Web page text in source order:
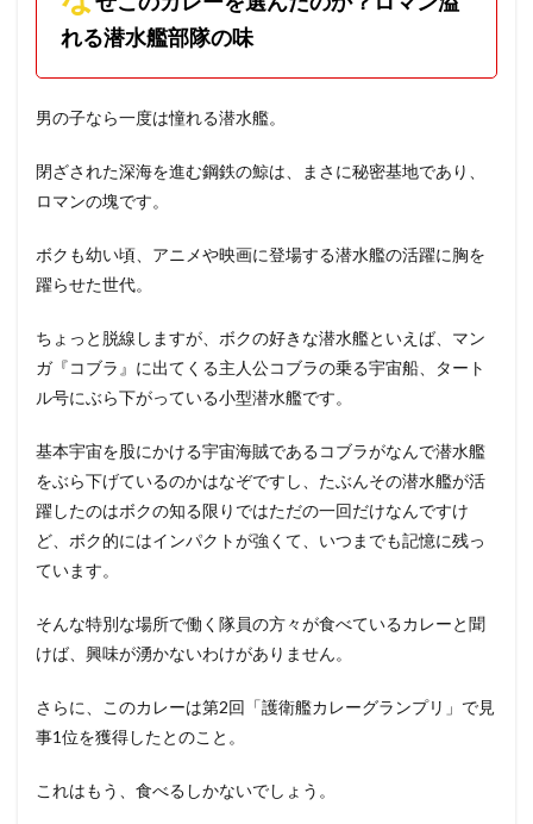
れる潜水艦部隊の味
男の子なら一度は憧れる潜水艦。
閉ざされた深海を進む鋼鉄の鯨は、まさに秘密基地であり、
ロマンの塊です。
ボクも幼い頃、アニメや映画に登場する潜水艦の活躍に胸を
躍らせた世代。
ちょっと脱線しますが、ボクの好きな潜水艦といえば、マン
ガ『コブラ』に出てくる主人公コブラの乗る宇宙船、タート
ル号にぶら下がっている小型潜水艦です。
基本宇宙を股にかける宇宙海賊であるコブラがなんで潜水艦
をぶら下げているのかはなぞですし、たぶんその潜水艦が活
躍したのはボクの知る限りではただの一回だけなんですけ
ど、ボク的にはインパクトが強くて、いつまでも記憶に残っ
ています。
そんな特別な場所で働く隊員の方々が食べているカレーと聞
けば、興味が湧かないわけがありません。
さらに、このカレーは第2回「護衛艦カレーグランプリ」で見
事1位を獲得したとのこと。
これはもう、食べるしかないでしょう。